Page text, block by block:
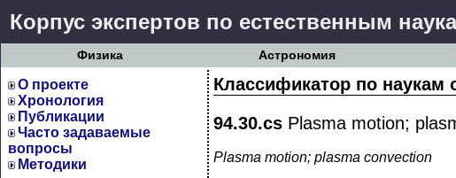
Корпус экспертов по естественным
Физика Астрономия
О проекте
Хронология
Публикации
Часто задаваемые
вопросы
Методики
Классификатор по наукам
94.30.cs Plasma motion;
Plasma motion; plasma convection